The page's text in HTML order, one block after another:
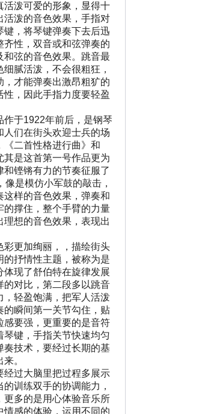
活泼可爱的形象，显得十
活泼的音色效果，手指对
，将琴键弹奏下去后迅
性，双音或和弦弹奏的
和弦的音色效果。跳音最
腻活泼，不会很粗狂，
才能弹奏出激昂粗犷的
，因此手指力度要轻盈
于1922年前后，是钢琴
们在街头欢迎士兵的场
二首性格进行曲》和
其是这首第一号作品更为
铿锵有力的节奏征服了
是模仿小军鼓的敲击，
样的音色效果，弹奏和
的撑住，整个手臂的力量
想的音色效果，表现出
更加绚丽，，描绘街头
的抒情性主题，被称为是
现了舒伯特在旋律发展
的对比，第二段多以跳音
，轻盈饱满，把军人活泼
的瞬间第一关节勾住，贴
感要强，更重要的是音符
键，手指关节快速均匀
技术，要经过长期的基
。
过大脑里把过程多展示
训练双手的协调能力，
更多的是用心体验音乐所
感的体验，运用不同的